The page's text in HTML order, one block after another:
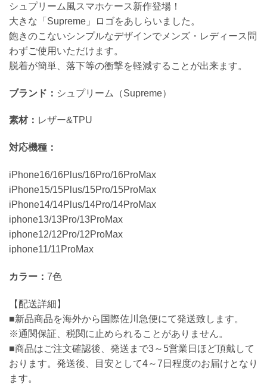
シュプリーム風スマホケース新作登場！
大きな「Supreme」ロゴをあしらいました。
飽きのこないシンプルなデザインでメンズ・レディース問
わずご使用いただけます。
脱着が簡単、落下等の衝撃を軽減することが出来ます。
ブランド： シュプリーム（Supreme）
素材： レザー&TPU
対応機種：
iPhone16/16Plus/16Pro/16ProMax
iPhone15/15Plus/15Pro/15ProMax
iPhone14/14Plus/14Pro/14ProMax
iphone13/13Pro/13ProMax
iphone12/12Pro/12ProMax
iphone11/11ProMax
カラー： 7色
【配送詳細】
■新品商品を海外から国際佐川急便にて発送致します。
※通関保証、税関に止められることがありません。
■商品はご注文確認後、発送まで3～5営業日ほど頂戴して
おります。発送後、目安として4～7日程度のお届けとなり
ます。